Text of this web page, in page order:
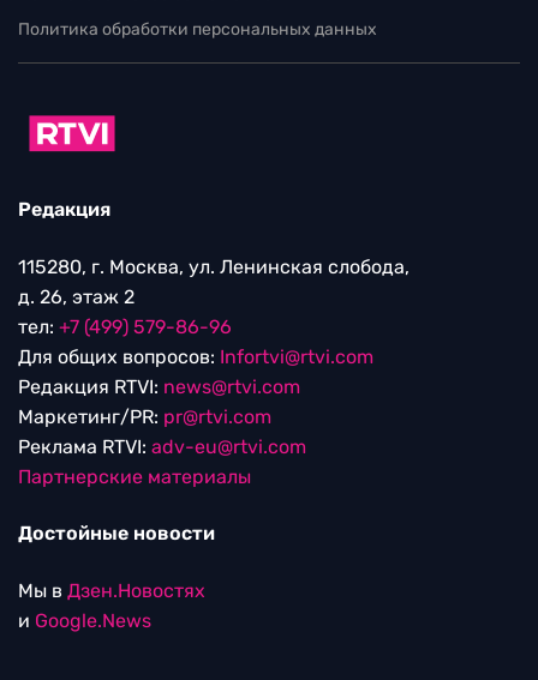
Политика обработки персональных данных
Редакция
115280, г. Москва, ул. Ленинская слобода,
д. 26, этаж 2
тел: +7 (499) 579-86-96
Для общих вопросов: Infortvi@rtvi.com
Редакция RTVI: news@rtvi.com
Маркетинг/PR: pr@rtvi.com
Реклама RTVI: adv-eu@rtvi.com
Партнерские материалы
Достойные новости
Мы в Дзен.Новостях
и Google.News